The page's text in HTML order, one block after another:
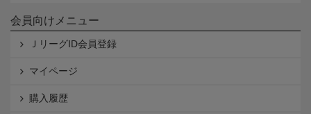
会員向けメニュー
ＪリーグID会員登録
マイページ
購入履歴